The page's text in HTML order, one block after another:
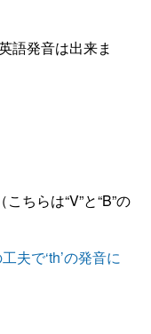
語発音は出来ま
こちらは“V”と“B”の
夫で‘th’の発音に